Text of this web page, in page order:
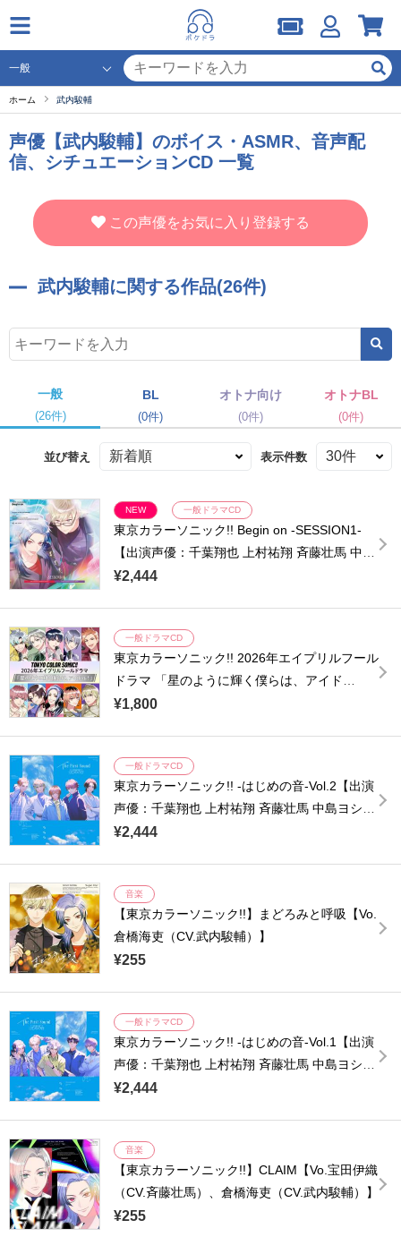
ホーム 武内駿輔
声優【武内駿輔】のボイス・ASMR、音声配
信、シチュエーションCD 一覧
この声優をお気に入り登録する
武内駿輔に関する作品(26件)
一般
(26件)
BL
(0件)
オトナ向け
(0件)
オトナBL
(0件)
並び替え 表示件数
NEW 一般ドラマCD
東京カラーソニック!! Begin on -SESSION1-
【出演声優：千葉翔也 上村祐翔 斉藤壮馬 中島
ヨシキ 梶原岳人 木村良平 武内駿輔 江口拓也
¥2,444
一般ドラマCD
東京カラーソニック!! 2026年エイプリルフール
ドラマ 「星のように輝く僕らは、アイド
ル！」【出演声優：千葉翔也 上村祐翔 斉藤壮
¥1,800
一般ドラマCD
東京カラーソニック!! -はじめの音-Vol.2【出演
声優：千葉翔也 上村祐翔 斉藤壮馬 中島ヨシキ
梶原岳人 木村良平 武内駿輔 江口拓也 広瀬裕也
¥2,444
音楽
【東京カラーソニック!!】まどろみと呼吸【Vo.
倉橋海吏（CV.武内駿輔）】
¥255
一般ドラマCD
東京カラーソニック!! -はじめの音-Vol.1【出演
声優：千葉翔也 上村祐翔 斉藤壮馬 中島ヨシキ
梶原岳人 木村良平 武内駿輔 江口拓也 広瀬裕也
¥2,444
音楽
【東京カラーソニック!!】CLAIM【Vo.宝田伊織
（CV.斉藤壮馬）、倉橋海吏（CV.武内駿輔）】
¥255